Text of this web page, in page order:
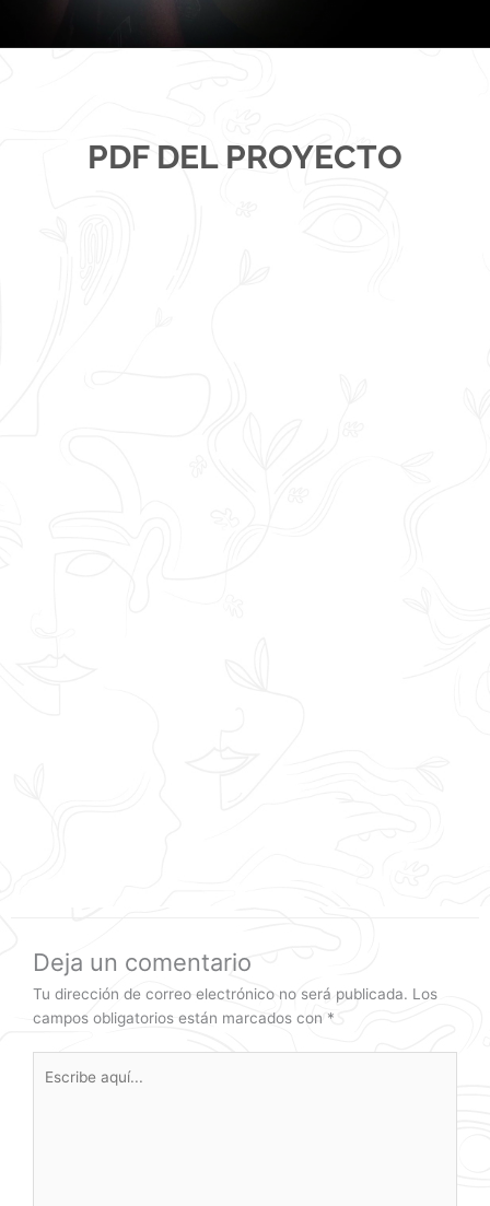
PDF DEL PROYECTO
Deja un comentario
Tu dirección de correo electrónico no será publicada. Los
campos obligatorios están marcados con *
aquí...